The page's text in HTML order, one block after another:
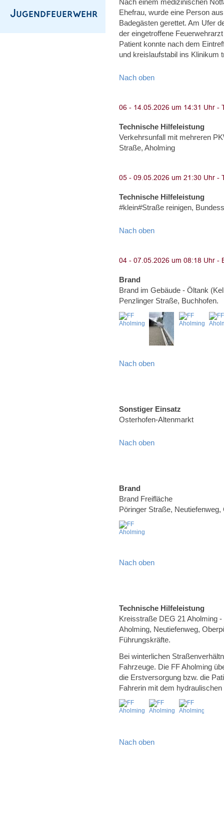
Nach einem medizinischen
Ehefrau, wurde eine Person
Badegästen gerettet. Am Ufer
der eingetroffene
Patient konnte nach dem
und kreislaufstabil ins Klinikum
Nach oben
Technische Hilfeleistung
Verkehrsunfall mit mehreren
Straße, Aholming
Technische Hilfeleistung
#klein#Straße reinigen,
Nach oben
Brand
Brand im Gebäude - Öltank
Penzlinger Straße, Buchhofen.
Nach oben
Sonstiger Einsatz
Osterhofen-Altenmarkt
Nach oben
Brand
Brand Freifläche
Pöringer Straße, Neutiefenweg,
Nach oben
Technische Hilfeleistung
Kreisstraße DEG 21 Aholming
Aholming, Neutiefenweg,
Führungskräfte.
Bei winterlichen
Fahrzeuge. Die FF Aholming
die Erstversorgung bzw. die
Fahrerin mit dem
Nach oben